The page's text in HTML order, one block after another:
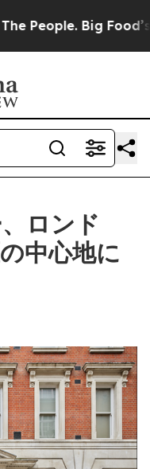
Big Food’s 239
ロンド
中心地に